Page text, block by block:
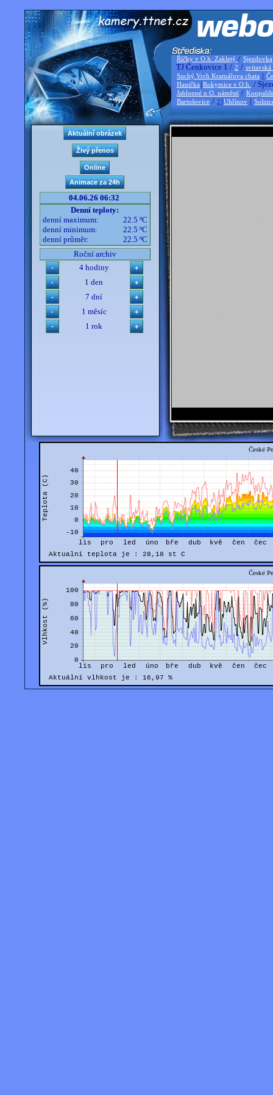
Říčky v O.h. Zakletý / Sjezdovka
TJ Čenkovice 1 / 2 / svitavská
Suchý Vrch Kramářova chata |
Hanička |Rokytnice v O.h. /
Jablonné n O. náměstí /
Bartošovice / 2 |Uhřínov |
04.06.26 06:32
Denní teploty:
denní maximum:
22.5 ºC
denní minimum:
22.5 ºC
denní průměr:
22.5 ºC
Roční archiv
4 hodiny
1 den
7 dní
1 měsíc
1 rok